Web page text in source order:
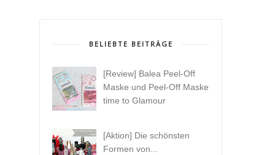
BELIEBTE BEITRÄGE
[Review] Balea Peel-Off
Maske und Peel-Off Maske
time to Glamour
[Aktion] Die schönsten
Formen von...